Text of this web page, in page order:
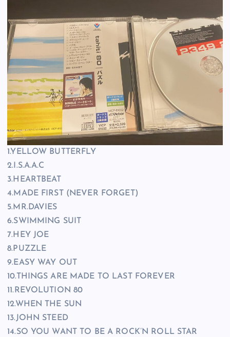
1.YELLOW BUTTERFLY
2.I.S.A.A.C
3.HEARTBEAT
4.MADE FIRST (NEVER FORGET)
5.MR.DAVIES
6.SWIMMING SUIT
7.HEY JOE
8.PUZZLE
9.EASY WAY OUT
10.THINGS ARE MADE TO LAST FOREVER
11.REVOLUTION 80
12.WHEN THE SUN
13.JOHN STEED
14.SO YOU WANT TO BE A ROCK’N ROLL STAR